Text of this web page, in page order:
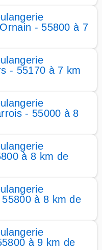
- 55800 à 7
- 55170 à 7 km
- 55000 à 8
à 8 km de
à 8 km de
à 9 km de